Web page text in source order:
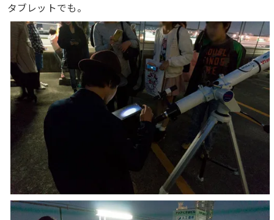
タブレットでも。